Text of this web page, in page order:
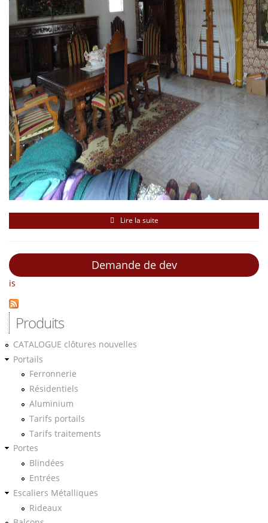
Lire la suite
Demande de dev
is
Produits
CATALOGUE clôtures nouvelles
Portails
Ferronnerie
Résidentiels
Aluminium
Tarifs portails
Tarifs traitements
Portes
Blindées
Entrées
Escaliers Métalliques
Rideaux